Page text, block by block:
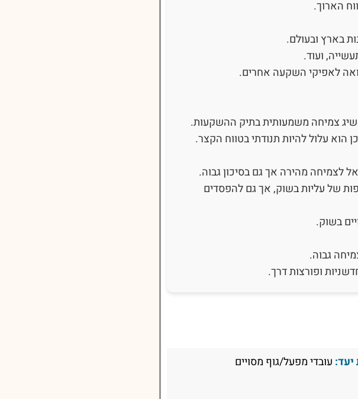
הארוך.
בארץ ובעולם.
ועוד.
לאפיקי השקעה אחרים.
צמיחה משמעותית בתיק ההשקעות.
הוא עלול להיות תנודתי בטווח הקצר.
לצמיחה מהירה אך גם בסיכון גבוה.
של עליות בשוק, אך גם להפסדים
בשוק.
גבוה.
ופורצות דרך.
יעד: עובדי מפעל/גוף מסויים